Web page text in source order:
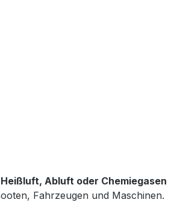
Heißluft, Abluft oder Chemiegasen
Fahrzeugen und Maschinen.